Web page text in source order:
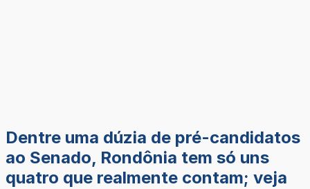
Dentre uma dúzia de pré-candidatos
ao Senado, Rondônia tem só uns
quatro que realmente contam; veja